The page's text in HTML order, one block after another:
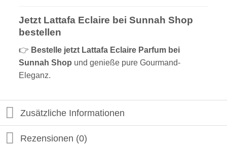
Jetzt Lattafa Eclaire bei Sunnah Shop
bestellen
👉 Bestelle jetzt Lattafa Eclaire Parfum bei
Sunnah Shop und genieße pure Gourmand-
Eleganz.
Zusätzliche Informationen
Rezensionen (0)